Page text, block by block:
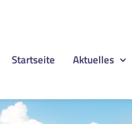
Startseite Aktuelles